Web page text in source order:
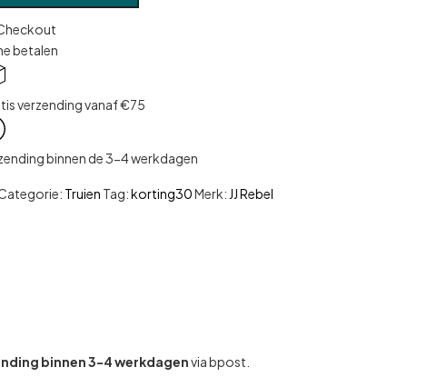
betalen
verzending vanaf €75
binnen de 3-4 werkdagen
Truien Tag:korting30Merk: JJ Rebel
binnen 3-4 werkdagenvia bpost.